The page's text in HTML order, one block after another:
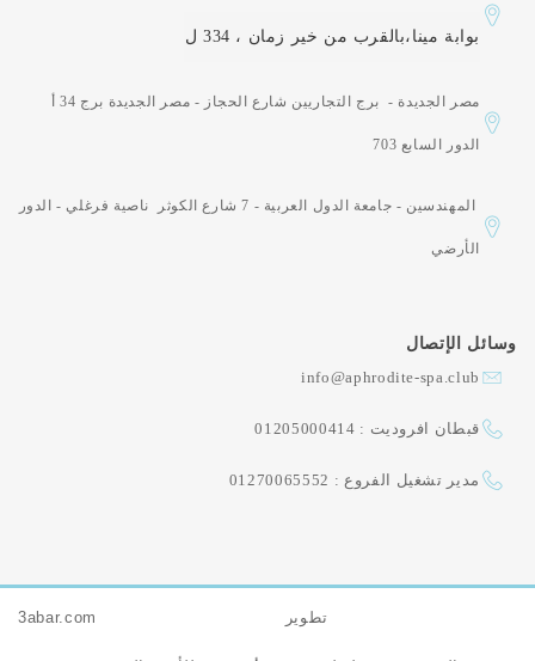
بوابة مينا،بالقرب من خير زمان ، 334 ل
مصر الجديدة - برج التجاريين شارع الحجاز - مصر الجديدة برج 34 أ
الدور السابع 703
المهندسين - جامعة الدول العربية - 7 شارع الكوثر ناصية فرغلي - الدور
الأرضي
وسائل الإتصال
info@aphrodite-spa.club
قبطان افروديت : 01205000414
مدير تشغيل الفروع : 01270065552
تطوير 3abar.com